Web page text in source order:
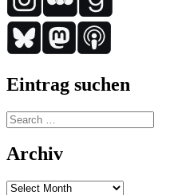
Eintrag suchen
Search
for:
Archiv
Archiv